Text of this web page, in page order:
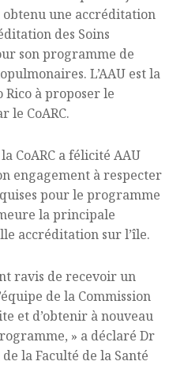
une accréditation
des Soins
son programme de
L’AAU est la
à proposer le
le CoARC.
CoARC a félicité AAU
engagement à respecter
pour le programme
la principale
accréditation sur l’île.
ravis de recevoir un
de la Commission
et d’obtenir à nouveau
» a déclaré Dr
la Faculté de la Santé